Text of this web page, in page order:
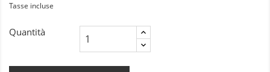
Tasse incluse
Quantità